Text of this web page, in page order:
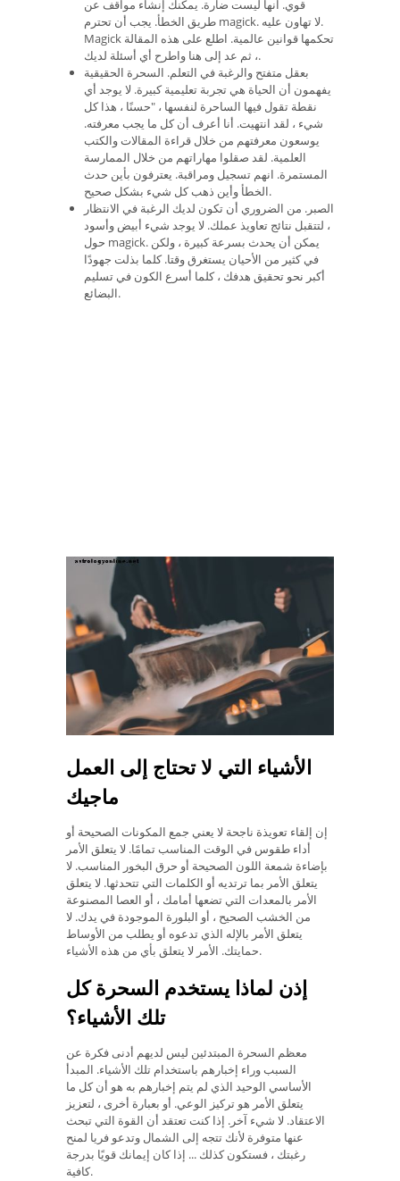
قوي. انها ليست ضارة. يمكنك إنشاء مواقف عن
طريق الخطأ. يجب أن تحترم magick. لا تهاون عليه.
Magick تحكمها قوانين عالمية. اطلع على هذه المقالة
، ثم عد إلى هنا واطرح أي أسئلة لديك.
بعقل متفتح والرغبة في التعلم. السحرة الحقيقية
يفهمون أن الحياة هي تجربة تعليمية كبيرة. لا يوجد أي
نقطة تقول فيها الساحرة لنفسها ، "حسنًا ، هذا كل
شيء ، لقد انتهيت. أنا أعرف أن كل ما يجب معرفته.
يوسعون معرفتهم من خلال قراءة المقالات والكتب
العلمية. لقد صقلوا مهاراتهم من خلال الممارسة
المستمرة. انهم تسجيل ومراقبة. يعترفون بأين حدث
الخطأ وأين ذهب كل شيء بشكل صحيح.
الصبر. من الضروري أن تكون لديك الرغبة في الانتظار
، لتتقبل نتائج تعاويذ عملك. لا يوجد شيء أبيض وأسود
حول magick. يمكن أن يحدث بسرعة كبيرة ، ولكن
في كثير من الأحيان يستغرق وقتا. كلما بذلت جهودًا
أكبر نحو تحقيق هدفك ، كلما أسرع الكون في تسليم
البضائع.
الأشياء التي لا تحتاج إلى العمل
ماجيك
إن إلقاء تعويذة ناجحة لا يعني جمع المكونات الصحيحة أو
أداء طقوس في الوقت المناسب تمامًا. لا يتعلق الأمر
بإضاءة شمعة اللون الصحيحة أو حرق البخور المناسب. لا
يتعلق الأمر بما ترتديه أو الكلمات التي تتحدثها. لا يتعلق
الأمر بالمعدات التي تضعها أمامك ، أو العصا المصنوعة
من الخشب الصحيح ، أو البلورة الموجودة في يدك. لا
يتعلق الأمر بالإله الذي تدعوه أو يطلب من الأوساط
حمايتك. الأمر لا يتعلق بأي من هذه الأشياء.
إذن لماذا يستخدم السحرة كل
تلك الأشياء؟
معظم السحرة المبتدئين ليس لديهم أدنى فكرة عن
السبب وراء إخبارهم باستخدام تلك الأشياء. المبدأ
الأساسي الوحيد الذي لم يتم إخبارهم به هو أن كل ما
يتعلق الأمر هو تركيز الوعي. أو بعبارة أخرى ، لتعزيز
الاعتقاد. لا شيء آخر. إذا كنت تعتقد أن القوة التي تبحث
عنها متوفرة لأنك تتجه إلى الشمال وتدعو فريا لمنح
رغبتك ، فستكون كذلك ... إذا كان إيمانك قويًا بدرجة
كافية.